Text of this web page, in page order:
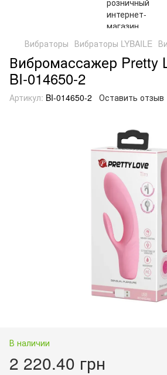
Вибраторы Вибраторы LYBAILE
Вибромассажер Pretty
BI-014650-2
Артикул: BI-014650-2 Оставить отзыв
В наличии
2 220.40 грн